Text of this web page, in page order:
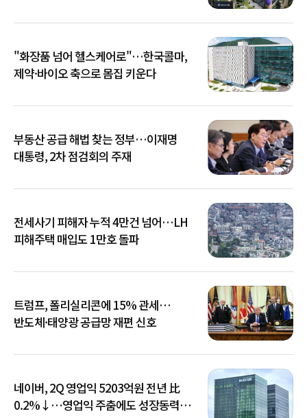
"화장품 넘어 헬스케어로"…한국콜마,
제약·바이오 축으로 몸집 키운다
부동산 공급 해법 찾는 정부…이재명
대통령, 2차 점검회의 주재
전세사기 피해자 누적 4만건 넘어…LH
피해주택 매입도 1만호 돌파
트럼프, 폴리실리콘에 15% 관세…
반도체·태양광 공급망 재편 신호
네이버, 2Q 영업익 5203억원 전년 比
0.2%↓…영업익 주춤에도 성장동력